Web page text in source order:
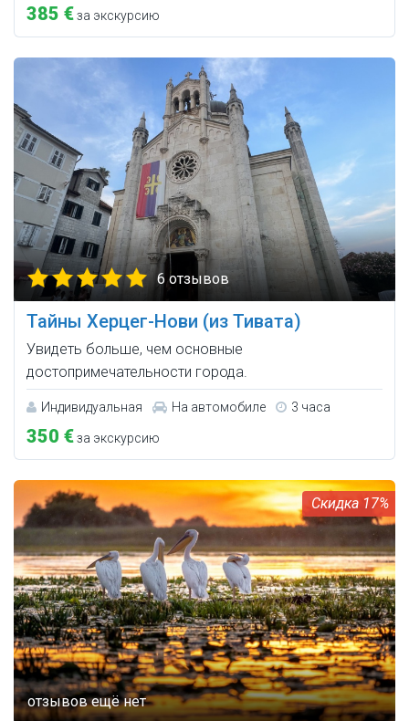
385 €за экскурсию
6 отзывов
Тайны Херцег-Нови (из Тивата)
Увидеть больше, чем основные
достопримечательности города.
Индивидуальная На автомобиле 3 часа
350 €за экскурсию
17%